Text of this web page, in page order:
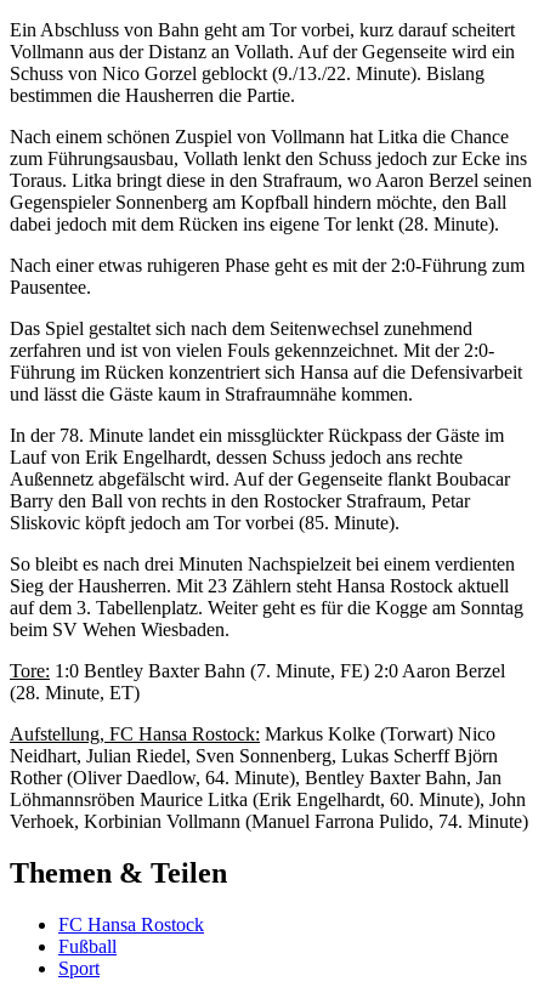
Ein Abschluss von Bahn geht am Tor vorbei, kurz darauf scheitert
Vollmann aus der Distanz an Vollath. Auf der Gegenseite wird ein
Schuss von Nico Gorzel geblockt (9./13./22. Minute). Bislang
bestimmen die Hausherren die Partie.
Nach einem schönen Zuspiel von Vollmann hat Litka die Chance
zum Führungsausbau, Vollath lenkt den Schuss jedoch zur Ecke ins
Toraus. Litka bringt diese in den Strafraum, wo Aaron Berzel seinen
Gegenspieler Sonnenberg am Kopfball hindern möchte, den Ball
dabei jedoch mit dem Rücken ins eigene Tor lenkt (28. Minute).
Nach einer etwas ruhigeren Phase geht es mit der 2:0-Führung zum
Pausentee.
Das Spiel gestaltet sich nach dem Seitenwechsel zunehmend
zerfahren und ist von vielen Fouls gekennzeichnet. Mit der 2:0-
Führung im Rücken konzentriert sich Hansa auf die Defensivarbeit
und lässt die Gäste kaum in Strafraumnähe kommen.
In der 78. Minute landet ein missglückter Rückpass der Gäste im
Lauf von Erik Engelhardt, dessen Schuss jedoch ans rechte
Außennetz abgefälscht wird. Auf der Gegenseite flankt Boubacar
Barry den Ball von rechts in den Rostocker Strafraum, Petar
Sliskovic köpft jedoch am Tor vorbei (85. Minute).
So bleibt es nach drei Minuten Nachspielzeit bei einem verdienten
Sieg der Hausherren. Mit 23 Zählern steht Hansa Rostock aktuell
auf dem 3. Tabellenplatz. Weiter geht es für die Kogge am Sonntag
beim SV Wehen Wiesbaden.
Tore: 1:0 Bentley Baxter Bahn (7. Minute, FE) 2:0 Aaron Berzel
(28. Minute, ET)
Aufstellung, FC Hansa Rostock: Markus Kolke (Torwart) Nico
Neidhart, Julian Riedel, Sven Sonnenberg, Lukas Scherff Björn
Rother (Oliver Daedlow, 64. Minute), Bentley Baxter Bahn, Jan
Löhmannsröben Maurice Litka (Erik Engelhardt, 60. Minute), John
Verhoek, Korbinian Vollmann (Manuel Farrona Pulido, 74. Minute)
Themen & Teilen
FC Hansa Rostock
Fußball
Sport